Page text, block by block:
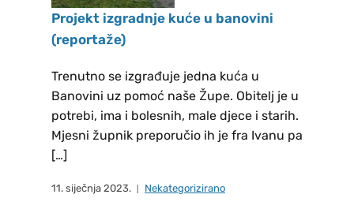
Isusovo, a napose na način da se
tada ispovjedi i na svetoj misi
pričesti. PRVI PETAK 07.08.2026 -
sveta misa počinje u 18:30 sati –
Sveta Ispovijed je od 17:30 sati. u
misijskim prostorijama.
MOLITVENA ZAJEDNICA DACHAU
Molitvena zajednica se sastaje na
molitvu krunice svake srijede u
Projekt izgradnje kuće u banovini
(reportaže)
Trenutno se izgrađuje jedna kuća u
Banovini uz pomoć naše Župe. Obitelj je u
potrebi, ima i bolesnih, male djece i starih.
Mjesni župnik preporučio ih je fra Ivanu pa
[…]
11. siječnja 2023. Nekategorizirano